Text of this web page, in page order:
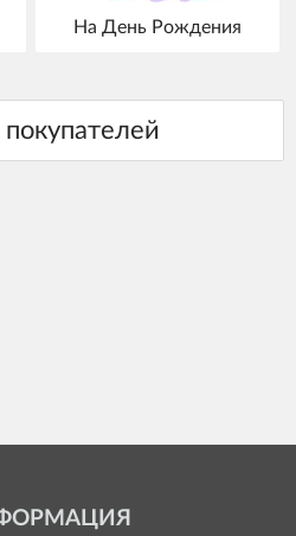
На День Рождения